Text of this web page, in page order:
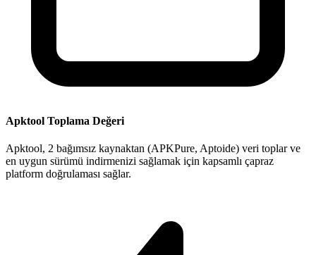
Apktool Toplama Değeri
Apktool, 2 bağımsız kaynaktan (APKPure, Aptoide) veri toplar ve
en uygun sürümü indirmenizi sağlamak için kapsamlı çapraz
platform doğrulaması sağlar.